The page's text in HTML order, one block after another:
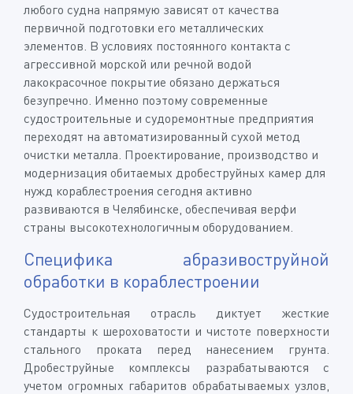
любого судна напрямую зависят от качества
первичной подготовки его металлических
элементов. В условиях постоянного контакта с
агрессивной морской или речной водой
лакокрасочное покрытие обязано держаться
безупречно. Именно поэтому современные
судостроительные и судоремонтные предприятия
переходят на автоматизированный сухой метод
очистки металла. Проектирование, производство и
модернизация обитаемых дробеструйных камер для
нужд кораблестроения сегодня активно
развиваются в Челябинске, обеспечивая верфи
страны высокотехнологичным оборудованием.
Специфика абразивоструйной
обработки в кораблестроении
Судостроительная отрасль диктует жесткие
стандарты к шероховатости и чистоте поверхности
стального проката перед нанесением грунта.
Дробеструйные комплексы разрабатываются с
учетом огромных габаритов обрабатываемых узлов,